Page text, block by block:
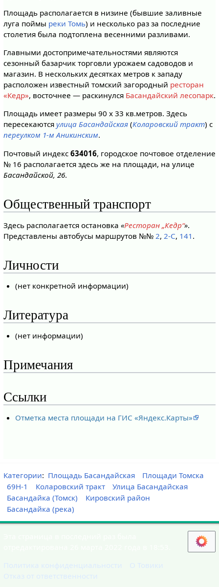
Площадь располагается в низине (бывшие заливные
луга поймы реки Томь) и несколько раз за последние
столетия была подтоплена весенними разливами.
Главными достопримечательностями являются
сезонный базарчик торговли урожаем садоводов и
магазин. В нескольких десятках метров к западу
расположен известный томский загородный ресторан
«Кедр», восточнее — раскинулся Басандайский лесопарк.
Площадь имеет размеры 90 х 33 кв.метров. Здесь
пересекаются улица Басандайская(Коларовский тракт) с
переулком 1-м Аникинским.
Почтовый индекс 634016, городское почтовое отделение
№ 16 располагается здесь же на площади, на улице
Басандайской, 26.
Общественный транспорт
Здесь располагается остановка «Ресторан „Кедр“».
Представлены автобусы маршрутов №№ 2, 2-С, 141 .
Личности
(нет конкретной информации)
Литература
(нет информации)
Примечания
Ссылки
Отметка места площади на ГИС «Яндекс.Карты»
Категории: Площадь Басандайская
Площади Томска
69Н-1
Коларовский тракт
Улица Басандайская
Басандайка (Томск)
Кировский район
Басандайка (река)